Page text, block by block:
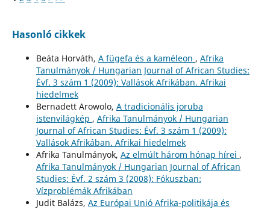
Hasonló cikkek
Beáta Horváth, A fügefa és a kaméleon , Afrika
Tanulmányok / Hungarian Journal of African Studies:
Évf. 3 szám 1 (2009): Vallások Afrikában. Afrikai
hiedelmek
Bernadett Arowolo, A tradicionális joruba
istenvilágkép , Afrika Tanulmányok / Hungarian
Journal of African Studies: Évf. 3 szám 1 (2009):
Vallások Afrikában. Afrikai hiedelmek
Afrika Tanulmányok, Az elmúlt három hónap hírei ,
Afrika Tanulmányok / Hungarian Journal of African
Studies: Évf. 2 szám 3 (2008): Fókuszban:
Vízproblémák Afrikában
Judit Balázs, Az Európai Unió Afrika-politikája és